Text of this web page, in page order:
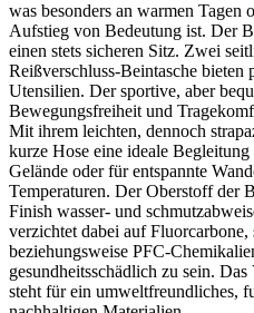
was besonders an warmen Tagen
Aufstieg von Bedeutung ist. Der
einen stets sicheren Sitz. Zwei
Reißverschluss-Beintasche
Utensilien. Der sportive, aber
Bewegungsfreiheit und
Mit ihrem leichten, dennoch
kurze Hose eine ideale
Gelände oder für entspannte
Temperaturen. Der Oberstoff der
Finish wasser- und
verzichtet dabei auf Fluorcarbone,
beziehungsweise PFC-
gesundheitsschädlich zu sein.
steht für ein umweltfreundliches,